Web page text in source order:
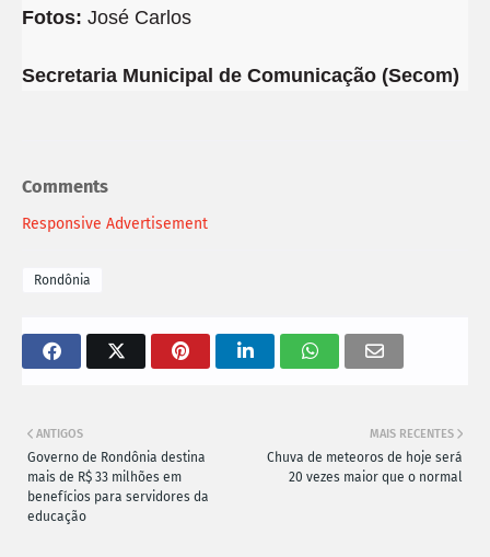
Fotos: José Carlos
Secretaria Municipal de Comunicação (Secom)
Comments
Responsive Advertisement
Rondônia
MAIS RECENTES
Chuva de meteoros de hoje será
20 vezes maior que o normal
ANTIGOS
Governo de Rondônia destina
mais de R$ 33 milhões em
benefícios para servidores da
educação